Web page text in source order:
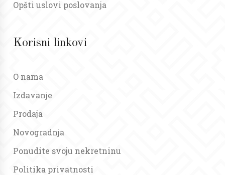
Opšti uslovi poslovanja
Korisni linkovi
O nama
Izdavanje
Prodaja
Novogradnja
Ponudite svoju nekretninu
Politika privatnosti